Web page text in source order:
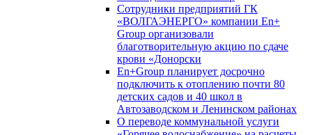
Сотрудники предприятий ГК
«ВОЛГАЭНЕРГО» компании En+
Group организовали
благотворительную акцию по сдаче
крови «Донорски
En+Group планирует досрочно
подключить к отоплению почти 80
детских садов и 40 школ в
Автозаводском и Ленинском районах
О переводе коммунальной услуги